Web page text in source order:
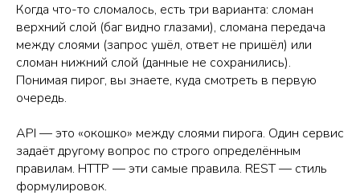
Когда что-то сломалось, есть три варианта: сломан
верхний слой (баг видно глазами), сломана передача
между слоями (запрос ушёл, ответ не пришёл) или
сломан нижний слой (данные не сохранились).
Понимая пирог, вы знаете, куда смотреть в первую
очередь.
API — это «окошко» между слоями пирога. Один сервис
задаёт другому вопрос по строго определённым
правилам. HTTP — эти самые правила. REST — стиль
формулировок.